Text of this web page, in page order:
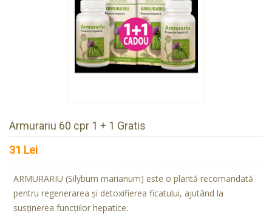
Armurariu 60 cpr 1 + 1 Gratis
31 Lei
ARMURARIU (Silybum marianum) este o plantă recomandată
pentru regenerarea şi detoxifierea ficatului, ajutând la
susţinerea funcţiilor hepatice.